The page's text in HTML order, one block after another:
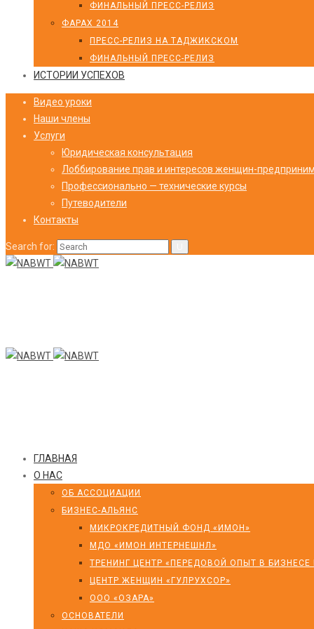
ФИНАЛЬНЫЙ ПРЕСС-РЕЛИЗ
ФАРАХ 2014
ПРЕСС-РЕЛИЗ НА ТАДЖИКСКОМ
ФИНАЛЬНЫЙ ПРЕСС-РЕЛИЗ
ИСТОРИИ УСПЕХОВ
Видео уроки
Наши члены
Услуги
Юридическая консультация
Лоббирование прав и интересов женщин-
Профессионально — технические курсы
Путеводители
Контакты
Search for:
ГЛАВНАЯ
О НАС
ОБ АССОЦИАЦИИ
БИЗНЕС-АЛЬЯНС
МИКРОКРЕДИТНЫЙ ФОНД «ИМОН»
МДО «ИМОН ИНТЕРНЕШНЛ»
ТРЕНИНГ ЦЕНТР «ПЕРЕДОВОЙ ОПЫТ В
ЦЕНТР ЖЕНЩИН «ГУЛРУХСОР»
ООО «ОЗАРА»
ОСНОВАТЕЛИ